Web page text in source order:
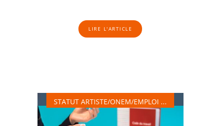
LIRE L'ARTICLE
STATUT ARTISTE, ONEM, EMPLOI, …
STATUT ARTISTE/ONEM/EMPLOI ...